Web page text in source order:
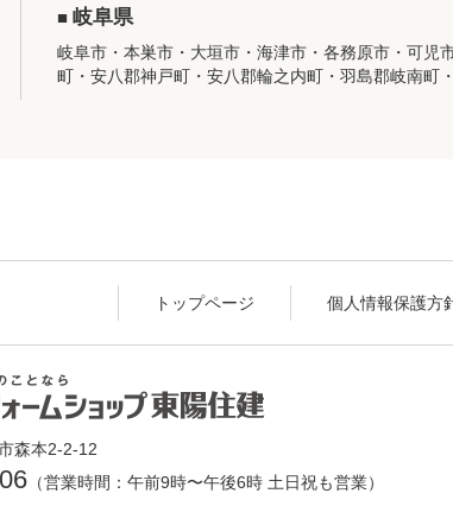
岐阜県
岐阜市・本巣市・大垣市・海津市・各務原市・可児
町・安八郡神戸町・安八郡輪之内町・羽島郡岐南町
トップページ 個人情報保護方
森本2-2-12
（営業時間：午前9時〜午後6時 土日祝も営業）